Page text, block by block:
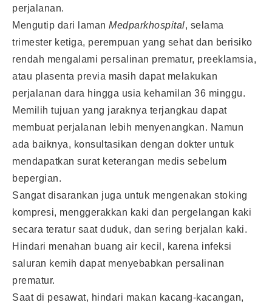
perjalanan.
Mengutip dari laman Medparkhospital, selama
trimester ketiga, perempuan yang sehat dan berisiko
rendah mengalami persalinan prematur, preeklamsia,
atau plasenta previa masih dapat melakukan
perjalanan dara hingga usia kehamilan 36 minggu.
Memilih tujuan yang jaraknya terjangkau dapat
membuat perjalanan lebih menyenangkan. Namun
ada baiknya, konsultasikan dengan dokter untuk
mendapatkan surat keterangan medis sebelum
bepergian.
Sangat disarankan juga untuk mengenakan stoking
kompresi, menggerakkan kaki dan pergelangan kaki
secara teratur saat duduk, dan sering berjalan kaki.
Hindari menahan buang air kecil, karena infeksi
saluran kemih dapat menyebabkan persalinan
prematur.
Saat di pesawat, hindari makan kacang-kacangan,